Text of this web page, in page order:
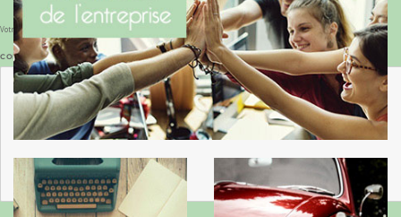
Votre adresse e-mail ne sera pas publiée. Les champs obligatoires sont indiqués avec*
COMMENTAIRE